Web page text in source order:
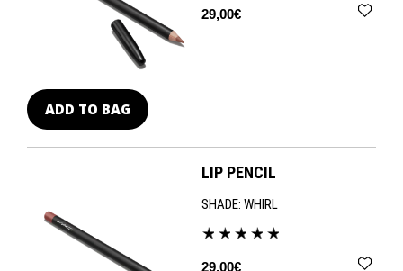
29,00€
ADD TO BAG
LIP PENCIL
SHADE: WHIRL
29,00€